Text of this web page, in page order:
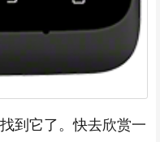
到它了。快去欣赏一